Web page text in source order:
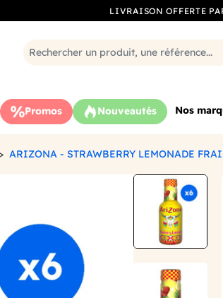
LIVRAISON OFFERTE
Promos Nouveautés Nos
ARIZONA - STRAWBERRY LEMONADE